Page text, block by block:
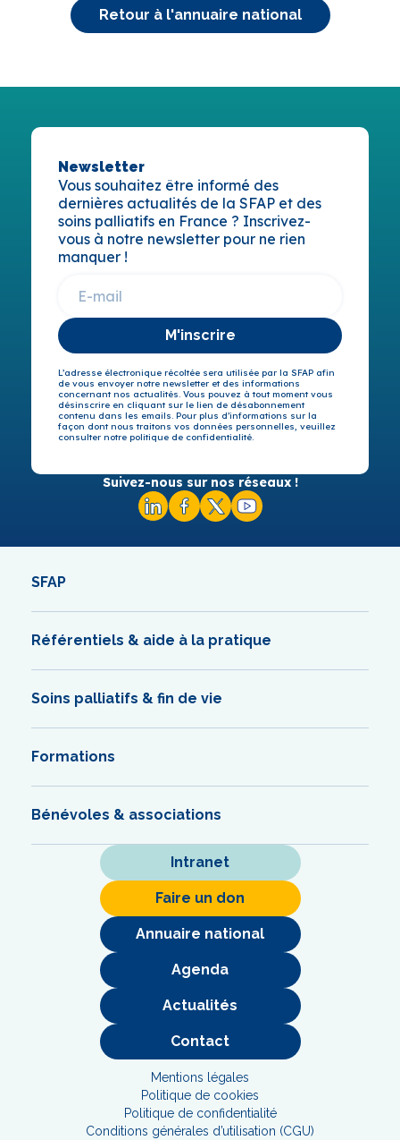
Retour à l'annuaire national
Newsletter
Vous souhaitez être informé des
dernières actualités de la SFAP et des
soins palliatifs en France ? Inscrivez-
vous à notre newsletter pour ne rien
manquer !
M'inscrire
L’adresse électronique récoltée sera utilisée par la SFAP afin
de vous envoyer notre newsletter et des informations
concernant nos actualités. Vous pouvez à tout moment vous
désinscrire en cliquant sur le lien de désabonnement
contenu dans les emails. Pour plus d’informations sur la
façon dont nous traitons vos données personnelles, veuillez
consulter notre politique de confidentialité.
Suivez-nous sur nos réseaux !
SFAP
Référentiels & aide à la pratique
Soins palliatifs & fin de vie
Formations
Bénévoles & associations
Intranet
Faire un don
Annuaire national
Agenda
Actualités
Contact
Mentions légales
Politique de cookies
Politique de confidentialité
Conditions générales d’utilisation (CGU)